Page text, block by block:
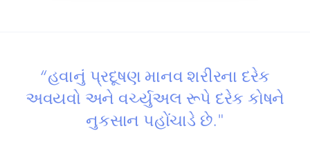
“હવાનું પ્રદૂષણ માનવ શરીરના દરેક
અવયવો અને વર્ચ્યુઅલ રૂપે દરેક કોષને
નુકસાન પહોંચાડે છે."